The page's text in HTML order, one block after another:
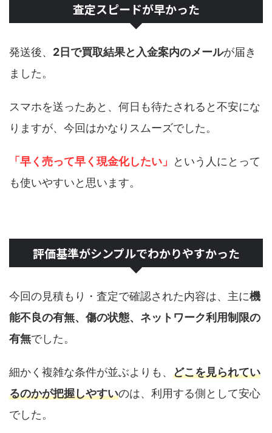
査定スピードが早かった
発送後、 2日で買取結果と入金案内のメールが届き
ました。
スマホを送ったあと、何日も待たされると不安にな
りますが、今回はかなりスムーズでした。
「早く売って早く現金化したい」
という人にとって
も使いやすいと思います。
評価基準がシンプルでわかりやすかった
今回の見積もり・査定で確認された内容は、主に機
能不良の有無、傷の状態、ネットワーク利用制限の
有無でした。
細かく複雑な条件が並ぶよりも、 どこを見られてい
るのかが把握しやすいのは、利用する側として安心
でした。